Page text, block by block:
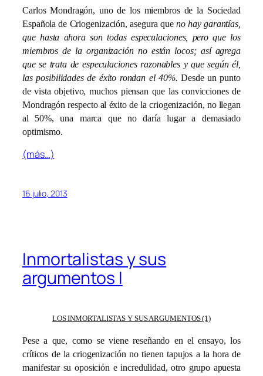
Carlos Mondragón, uno de los miembros de la Sociedad
Española de Criogenización, asegura que no hay garantías,
que hasta ahora son todas especulaciones, pero que los
miembros de la organización no están locos; así agrega
que se trata de especulaciones razonables y que según él,
las posibilidades de éxito rondan el 40%. Desde un punto
de vista objetivo, muchos piensan que las convicciones de
Mondragón respecto al éxito de la criogenización, no llegan
al 50%, una marca que no daría lugar a demasiado
optimismo.
(más…)
16 julio, 2013
Inmortalistas y sus
argumentos I
LOS INMORTALISTAS Y SUS ARGUMENTOS (1)
Pese a que, como se viene reseñando en el ensayo, los
críticos de la criogenización no tienen tapujos a la hora de
manifestar su oposición e incredulidad, otro grupo apuesta